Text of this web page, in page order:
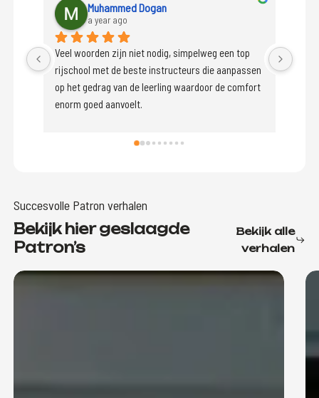
Muhammed Dogan
a year ago
Veel woorden zijn niet nodig, simpelweg een top
rijschool met de beste instructeurs die aanpassen
op het gedrag van de leerling waardoor de comfort
enorm goed aanvoelt.
Succesvolle Patron verhalen
Bekijk hier geslaagde
Patron’s
Bekijk alle
verhalen